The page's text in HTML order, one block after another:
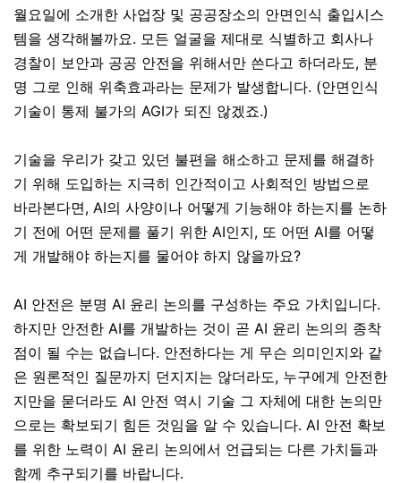
월요일에 소개한 사업장 및 공공장소의 안면인식 출입시스
템을 생각해볼까요. 모든 얼굴을 제대로 식별하고 회사나
경찰이 보안과 공공 안전을 위해서만 쓴다고 하더라도, 분
명 그로 인해 위축효과라는 문제가 발생합니다. (안면인식
기술이 통제 불가의 AGI가 되진 않겠죠.)
기술을 우리가 갖고 있던 불편을 해소하고 문제를 해결하
기 위해 도입하는 지극히 인간적이고 사회적인 방법으로
바라본다면, AI의 사양이나 어떻게 기능해야 하는지를 논하
기 전에 어떤 문제를 풀기 위한 AI인지, 또 어떤 AI를 어떻
게 개발해야 하는지를 물어야 하지 않을까요?
AI 안전은 분명 AI 윤리 논의를 구성하는 주요 가치입니다.
하지만 안전한 AI를 개발하는 것이 곧 AI 윤리 논의의 종착
점이 될 수는 없습니다. 안전하다는 게 무슨 의미인지와 같
은 원론적인 질문까지 던지지는 않더라도, 누구에게 안전한
지만을 묻더라도 AI 안전 역시 기술 그 자체에 대한 논의만
으로는 확보되기 힘든 것임을 알 수 있습니다. AI 안전 확보
를 위한 노력이 AI 윤리 논의에서 언급되는 다른 가치들과
함께 추구되기를 바랍니다.